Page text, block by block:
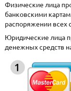
Физические лица
банковскими
распоряжении всех
Юридические лица
денежных средств